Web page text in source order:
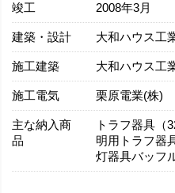
竣工 2008年3月
建築・設計 大和ハウス工
施工建築 大和ハウス工
施工電気 栗原電業(株)
主な納入商
品
トラフ器具（
明用トラフ器
灯器具バッフ